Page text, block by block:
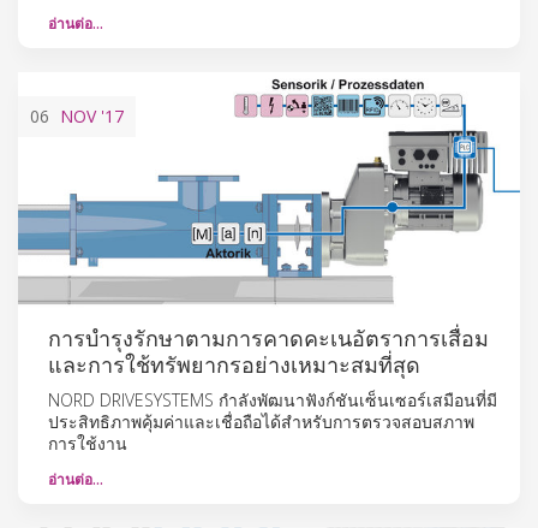
อ่านต่อ…
06 NOV'17
การบำรุงรักษาตามการคาดคะเนอัตราการเสื่อม
และการใช้ทรัพยากรอย่างเหมาะสมที่สุด
NORD DRIVESYSTEMS กำลังพัฒนาฟังก์ชันเซ็นเซอร์เสมือนที่มี
ประสิทธิภาพคุ้มค่าและเชื่อถือได้สำหรับการตรวจสอบสภาพ
การใช้งาน
อ่านต่อ…